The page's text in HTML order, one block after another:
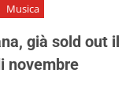
Musica
già sold out il
novembre